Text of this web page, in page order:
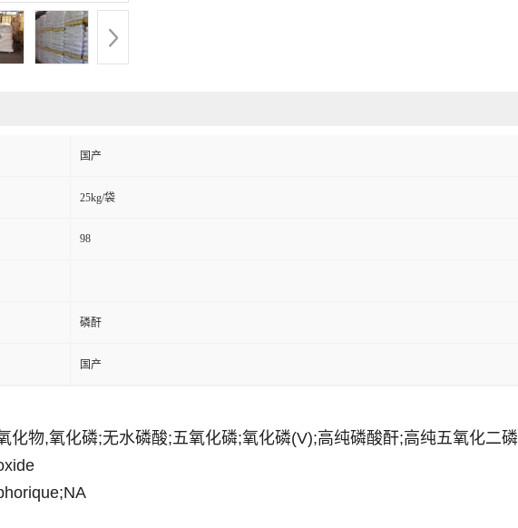
国产
25kg/袋
98
磷酐
国产
化物,氧化磷;无水磷酸;五氧化磷;氧化磷(V);高纯磷酸酐;高纯五氧化二磷